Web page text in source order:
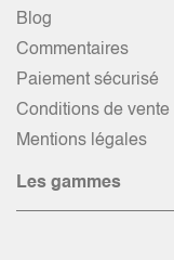
Blog
Commentaires
Paiement sécurisé
Conditions de vente
Mentions légales
Les gammes